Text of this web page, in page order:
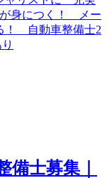
備士募集｜